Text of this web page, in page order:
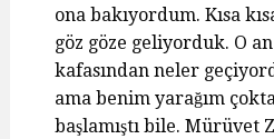
ona bakıyordum. Kısa
göz göze geliyorduk. O
kafasından neler
ama benim yarağım
başlamıştı bile. Mürüvet